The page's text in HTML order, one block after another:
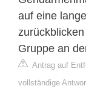
auf eine
Gruppe an
Antrag auf
vollständige